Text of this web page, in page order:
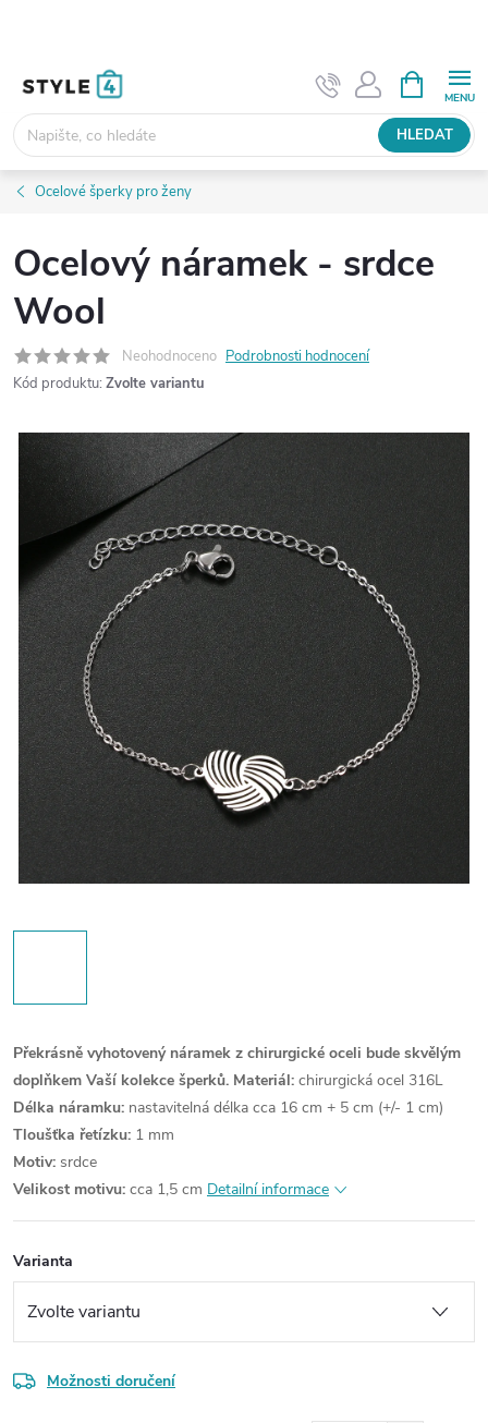
HLEDAT
NÁKUPNÍ
KOŠÍK
Ocelové šperky pro ženy
Ocelový náramek - srdce
Wool
Neohodnoceno Podrobnosti hodnocení
Kód produktu: Zvolte variantu
Překrásně vyhotovený náramek z chirurgické oceli bude skvělým
doplňkem Vaší kolekce šperků. Materiál: chirurgická ocel 316L
Délka náramku: nastavitelná délka cca 16 cm + 5 cm (+/- 1 cm)
Tloušťka řetízku: 1 mm
Motiv: srdce
Velikost motivu: cca 1,5 cm Detailní informace
Varianta
Možnosti doručení